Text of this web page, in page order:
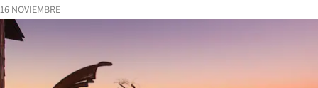
16 NOVIEMBRE